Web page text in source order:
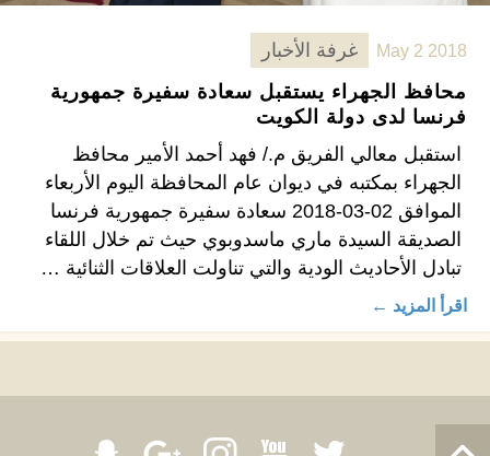
May 2 2018
غرفة الأخبار
محافظ الجهراء يستقبل سعادة سفيرة جمهورية
فرنسا لدى دولة الكويت
استقبل معالي الفريق م./ فهد أحمد الأمير محافظ
الجهراء بمكتبه في ديوان عام المحافظة اليوم الأربعاء
الموافق 02-03-2018 سعادة سفيرة جمهورية فرنسا
الصديقة السيدة ماري ماسدوبوي حيث تم خلال اللقاء
تبادل الأحاديث الودية والتي تناولت العلاقات الثنائية …
اقرأ المزيد ←